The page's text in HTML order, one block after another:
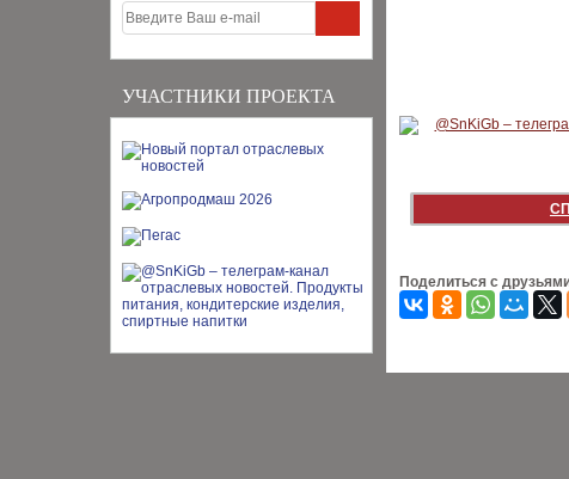
УЧАСТНИКИ ПРОЕКТА
Поделиться с